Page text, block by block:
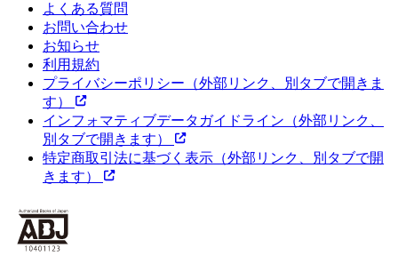
よくある質問
お問い合わせ
お知らせ
利用規約
プライバシーポリシー （外部リンク、別タブで開きま
す）
インフォマティブデータガイドライン （外部リンク、
別タブで開きます）
特定商取引法に基づく表示 （外部リンク、別タブで開
きます）